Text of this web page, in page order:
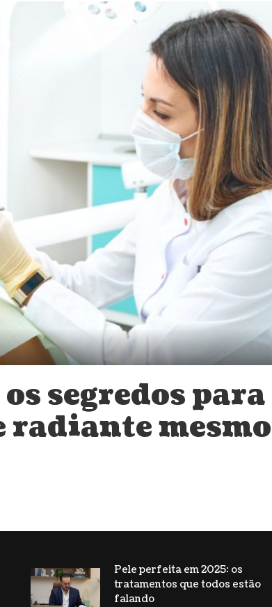
segredos para
radiante mesmo
Pele perfeita em 2025: os
tratamentos que todos estão
falando